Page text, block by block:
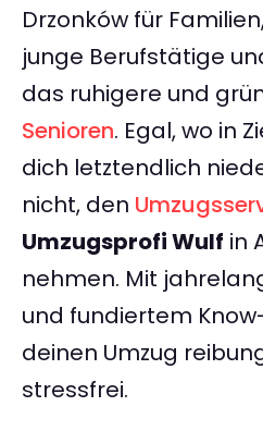
Drzonków für
junge Berufstätige
das ruhigere und
Senioren. Egal, wo in
dich letztendlich
nicht, den
Umzugsprofi Wulf in
nehmen. Mit
und fundiertem
deinen Umzug
stressfrei.